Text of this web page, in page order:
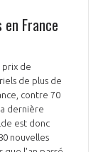
France
prix de
de plus de
contre 70
dernière
est donc
nouvelles